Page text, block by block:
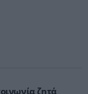
ζητά